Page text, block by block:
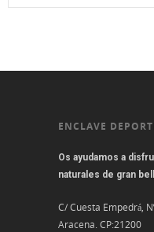
ENCLAVE
Os ayudamos a
naturales de gran
C/ Cuesta Empedrá,
Aracena. CP:21200